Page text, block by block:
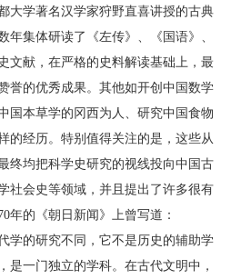
大学著名汉学家狩野直喜讲授的古典
年集体研读了《左传》、《国语》、
文献，在严格的史料解读基础上，最
誉的优秀成果。其他如开创中国数学
国本草学的冈西为人、研究中国食物
的经历。特别值得关注的是，这些从
终均把科学史研究的视线投向中国古
社会史等领域，并且提出了许多很有
年的《朝日新闻》上曾写道：
的研究不同，它不是历史的辅助学
是一门独立的学科。在古代文明中，